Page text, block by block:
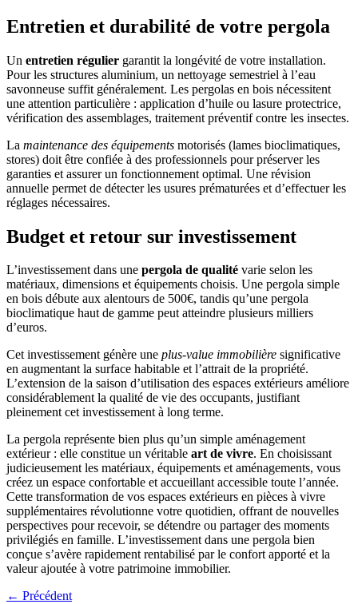
Entretien et durabilité de votre pergola
Un entretien régulier garantit la longévité de votre installation.
Pour les structures aluminium, un nettoyage semestriel à l’eau
savonneuse suffit généralement. Les pergolas en bois nécessitent
une attention particulière : application d’huile ou lasure protectrice,
vérification des assemblages, traitement préventif contre les insectes.
La maintenance des équipements motorisés (lames bioclimatiques,
stores) doit être confiée à des professionnels pour préserver les
garanties et assurer un fonctionnement optimal. Une révision
annuelle permet de détecter les usures prématurées et d’effectuer les
réglages nécessaires.
Budget et retour sur investissement
L’investissement dans une pergola de qualité varie selon les
matériaux, dimensions et équipements choisis. Une pergola simple
en bois débute aux alentours de 500€, tandis qu’une pergola
bioclimatique haut de gamme peut atteindre plusieurs milliers
d’euros.
Cet investissement génère une plus-value immobilière significative
en augmentant la surface habitable et l’attrait de la propriété.
L’extension de la saison d’utilisation des espaces extérieurs améliore
considérablement la qualité de vie des occupants, justifiant
pleinement cet investissement à long terme.
La pergola représente bien plus qu’un simple aménagement
extérieur : elle constitue un véritable art de vivre. En choisissant
judicieusement les matériaux, équipements et aménagements, vous
créez un espace confortable et accueillant accessible toute l’année.
Cette transformation de vos espaces extérieurs en pièces à vivre
supplémentaires révolutionne votre quotidien, offrant de nouvelles
perspectives pour recevoir, se détendre ou partager des moments
privilégiés en famille. L’investissement dans une pergola bien
conçue s’avère rapidement rentabilisé par le confort apporté et la
valeur ajoutée à votre patrimoine immobilier.
← Précédent